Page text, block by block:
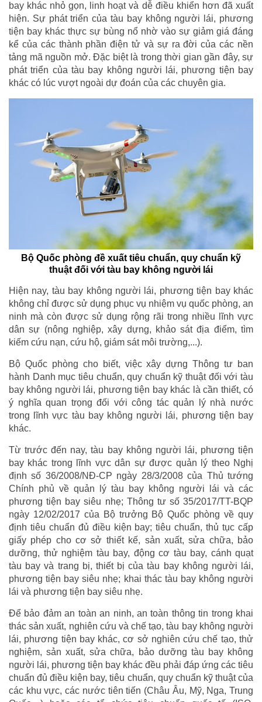
bay khác nhỏ gọn, linh hoạt và dễ điều khiển hơn đã xuất
hiện. Sự phát triển của tàu bay không người lái, phương
tiện bay khác thực sự bùng nổ nhờ vào sự giảm giá đáng
kể của các thành phần điện tử và sự ra đời của các nền
tảng mã nguồn mở. Đặc biệt là trong thời gian gần đây, sự
phát triển của tàu bay không người lái, phương tiện bay
khác có lúc vượt ngoài dự đoán của các chuyên gia.
Bộ Quốc phòng đề xuất tiêu chuẩn, quy chuẩn kỹ
thuật đối với tàu bay không người lái
Hiện nay, tàu bay không người lái, phương tiện bay khác
không chỉ được sử dụng phục vụ nhiệm vụ quốc phòng, an
ninh mà còn được sử dụng rộng rãi trong nhiều lĩnh vực
dân sự (nông nghiệp, xây dựng, khảo sát địa điểm, tìm
kiếm cứu nạn, cứu hộ, giám sát môi trường,...).
Bộ Quốc phòng cho biết, việc xây dựng Thông tư ban
hành Danh mục tiêu chuẩn, quy chuẩn kỹ thuật đối với tàu
bay không người lái, phương tiện bay khác là cần thiết, có
ý nghĩa quan trọng đối với công tác quản lý nhà nước
trong lĩnh vực tàu bay không người lái, phương tiện bay
khác.
Từ trước đến nay, tàu bay không người lái, phương tiện
bay khác trong lĩnh vực dân sự được quản lý theo Nghị
định số 36/2008/NĐ-CP ngày 28/3/2008 của Thủ tướng
Chính phủ về quản lý tàu bay không người lái và các
phương tiện bay siêu nhẹ; Thông tư số 35/2017/TT-BQP
ngày 12/02/2017 của Bộ trưởng Bộ Quốc phòng về quy
định tiêu chuẩn đủ điều kiện bay; tiêu chuẩn, thủ tục cấp
giấy phép cho cơ sở thiết kế, sản xuất, sửa chữa, bảo
dưỡng, thử nghiệm tàu bay, động cơ tàu bay, cánh quạt
tàu bay và trang bị, thiết bị của tàu bay không người lái,
phương tiện bay siêu nhẹ; khai thác tàu bay không người
lái và phương tiện bay siêu nhẹ.
Để bảo đảm an toàn an ninh, an toàn thông tin trong khai
thác sản xuất, nghiên cứu và chế tạo, tàu bay không người
lái, phương tiện bay khác, cơ sở nghiên cứu chế tạo, thử
nghiệm, sản xuất, sửa chữa, bảo dưỡng tàu bay không
người lái, phương tiện bay khác đều phải đáp ứng các tiêu
chuẩn đủ điều kiện bay, tiêu chuẩn, quy chuẩn kỹ thuật của
các khu vực, các nước tiên tiến (Châu Âu, Mỹ, Nga, Trung